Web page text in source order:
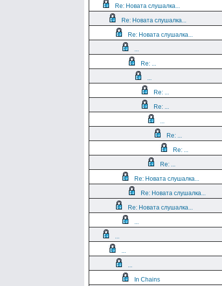
Re: Новата слушалка...
Re: Новата слушалка...
Re: Новата слушалка...
...
Re: ...
...
Re: ...
Re: ...
...
Re: ...
Re: ...
Re: ...
Re: Новата слушалка...
Re: Новата слушалка...
Re: Новата слушалка...
...
...
...
...
In Chains